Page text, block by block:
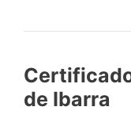
de Ibarra